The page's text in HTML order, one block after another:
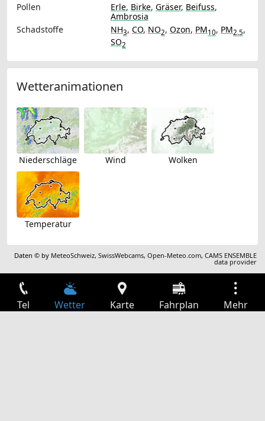
Pollen
Erle, Birke, Gräser, Beifuss,
Ambrosia
Schadstoffe
NH3, CO, NO2, Ozon, PM10, PM2.5,
SO2
Wetteranimationen
Niederschläge Wind Wolken
Temperatur
Daten © by MeteoSchweiz,SwissWebcams,Open-Meteo.com,CAMS ENSEMBLE
data provider
Tel Wetter Karte Fahrplan Mehr